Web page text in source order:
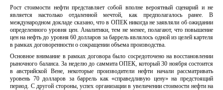
Рост стоимости нефти представляет собой вполне вероятный сценарий и не
является настолько отдаленной мечтой, как предполагалось ранее. В
международном докладе сказано, что в ОПЕК никогда не заявляли об ожидании
определенного уровня цен. Аналитики, тем не менее, полагают, что повышение
цен на нефть до уровня 60 долларов за баррель являлось одной из целей картеля
в рамках договоренности о сокращении объема производства.
Основное внимание в рамках договора было сосредоточено на восстановлении
рыночного баланса. За неделю до саммита ОПЕК, который 30 ноября состоится
в австрийской Вене, некоторые производители нефти начали рассматривать
уровень 70 долларов за баррель как «справедливую цену» на предстоящий
период. С другой стороны, успех организации в увеличении стоимости нефти на